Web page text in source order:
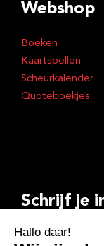
Webshop
Boeken
Kaartspellen
Scheurkalender
Quoteboekjes
Schrijf je
E-